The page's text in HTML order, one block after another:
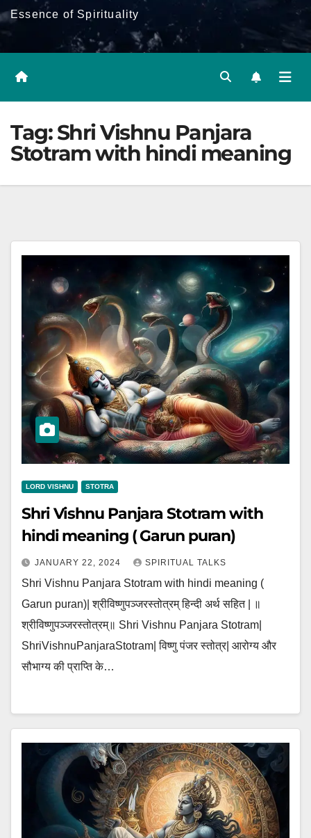
Essence of Spirituality
Tag:Shri Vishnu Panjara
Stotram with hindi meaning
LORD VISHNU STOTRA
Shri Vishnu Panjara Stotram with
hindi meaning ( Garun puran)
JANUARY 22, 2024 SPIRITUAL TALKS
Shri Vishnu Panjara Stotram with hindi meaning (
Garun puran)| श्रीविष्णुपञ्जरस्तोत्रम् हिन्दी अर्थ सहित | ॥
श्रीविष्णुपञ्जरस्तोत्रम्॥ Shri Vishnu Panjara Stotram|
ShriVishnuPanjaraStotram| विष्णु पंजर स्तोत्र| आरोग्य और
सौभाग्य की प्राप्ति के…